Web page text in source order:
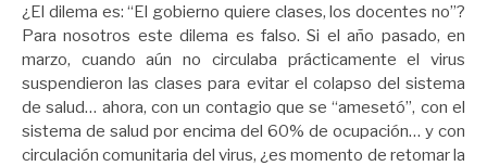
¿El dilema es: “El gobierno quiere clases, los docentes no”?
Para nosotros este dilema es falso. Si el año pasado, en
marzo, cuando aún no circulaba prácticamente el virus
suspendieron las clases para evitar el colapso del sistema
de salud… ahora, con un contagio que se “amesetó”, con el
sistema de salud por encima del 60% de ocupación… y con
circulación comunitaria del virus, ¿es momento de retomar la